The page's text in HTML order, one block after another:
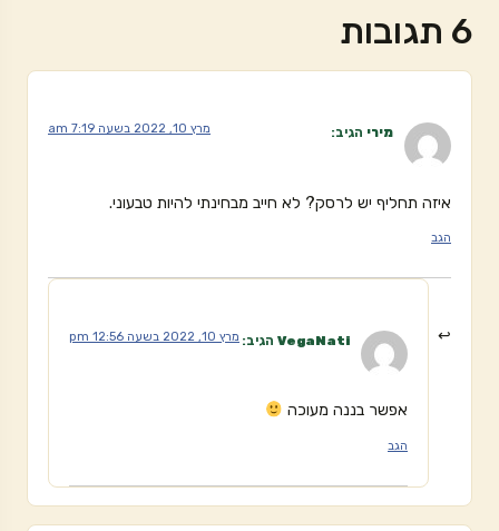
6 תגובות
מירי הגיב: מרץ 10, 2022 בשעה 7:19 am
איזה תחליף יש לרסק? לא חייב מבחינתי להיות טבעוני.
הגב
VegaNati הגיב: מרץ 10, 2022 בשעה 12:56 pm
אפשר בננה מעוכה
הגב